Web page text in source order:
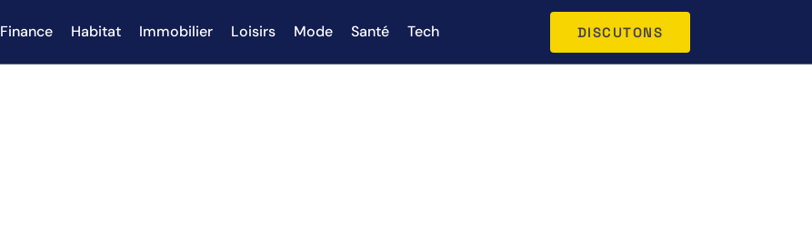
Finance Habitat Immobilier Loisirs Mode Santé Tech DISCUTONS